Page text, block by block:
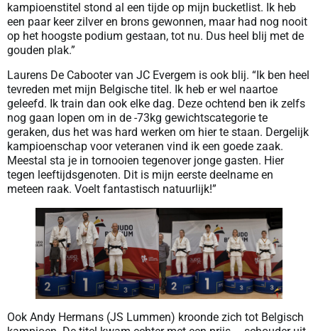
kampioenstitel stond al een tijde op mijn bucketlist. Ik heb
een paar keer zilver en brons gewonnen, maar had nog nooit
op het hoogste podium gestaan, tot nu. Dus heel blij met de
gouden plak.”
Laurens De Cabooter van JC Evergem is ook blij. “Ik ben heel
tevreden met mijn Belgische titel. Ik heb er wel naartoe
geleefd. Ik train dan ook elke dag. Deze ochtend ben ik zelfs
nog gaan lopen om in de -73kg gewichtscategorie te
geraken, dus het was hard werken om hier te staan. Dergelijk
kampioenschap voor veteranen vind ik een goede zaak.
Meestal sta je in tornooien tegenover jonge gasten. Hier
tegen leeftijdsgenoten. Dit is mijn eerste deelname en
meteen raak. Voelt fantastisch natuurlijk!”
Ook Andy Hermans (JS Lummen) kroonde zich tot Belgisch